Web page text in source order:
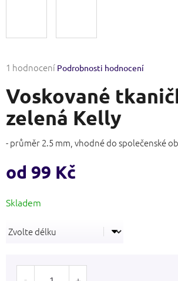
Průměrné
produktu
je
5,0
z
hvězdiček.
1 hodnocení Podrobnosti hodnocení
Voskované
zelená Kelly
- průměr 2.5 mm, vhodné do společenské
od 99 Kč
cena: